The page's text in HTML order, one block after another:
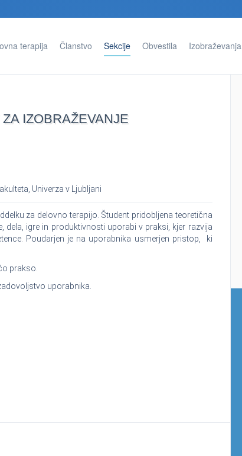
terapija Članstvo Sekcije Obvestila Izobraževanja
IZOBRAŽEVANJE
Univerza v Ljubljani
za delovno terapijo. Študent pridobljena teoretična
igre in produktivnosti uporabi v praksi, kjer razvija
Poudarjen je na uporabnika usmerjen pristop, ki
prakso.
uporabnika.